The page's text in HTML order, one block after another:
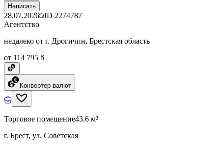
Написать
28.07.2026 ID 2274787
Агентство
недалеко от г. Дрогичин, Брестская область
от 114 795 ƃ
Конвертер валют
Торговое помещение43.6 м²
г. Брест, ул. Советская